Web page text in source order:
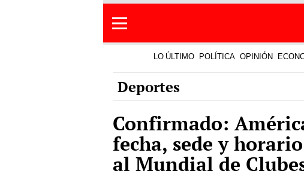
LO ÚLTIMO POLÍTICA OPINIÓN
Deportes
Confirmado:
fecha, sede y
al Mundial de